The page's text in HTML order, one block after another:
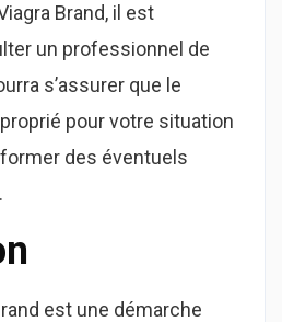
Brand, il est
un professionnel de
s’assurer que le
pour votre situation
des éventuels
est une démarche